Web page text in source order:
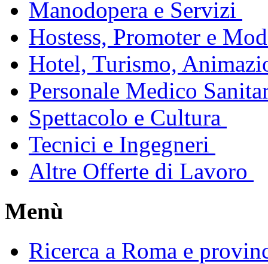
Manodopera e Servizi
Hostess, Promoter e
Hotel, Turismo,
Personale Medico
Spettacolo e Cultura
Tecnici e Ingegneri
Altre Offerte di Lavoro
Menù
Ricerca a Roma e